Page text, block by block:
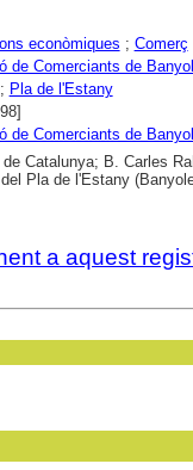
econòmiques ; Comerç
de Comerciants de
; Pla de l'Estany
de Comerciants de
de Catalunya; B. Carles
Pla de l'Estany
a aquest